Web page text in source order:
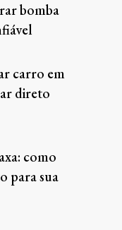
bomba
carro em
direto
como
para sua